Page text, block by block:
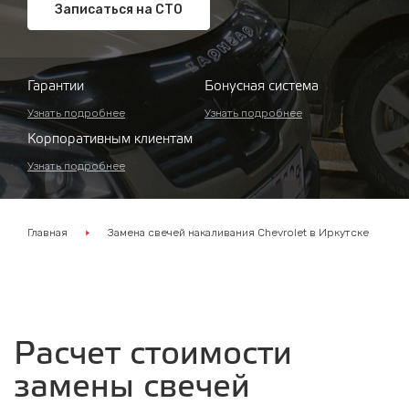
Записаться на СТО
Гарантии
Узнать подробнее
Бонусная система
Узнать подробнее
Корпоративным клиентам
Узнать подробнее
Главная Замена свечей накаливания Chevrolet в Иркутске
Расчет стоимости
замены свечей